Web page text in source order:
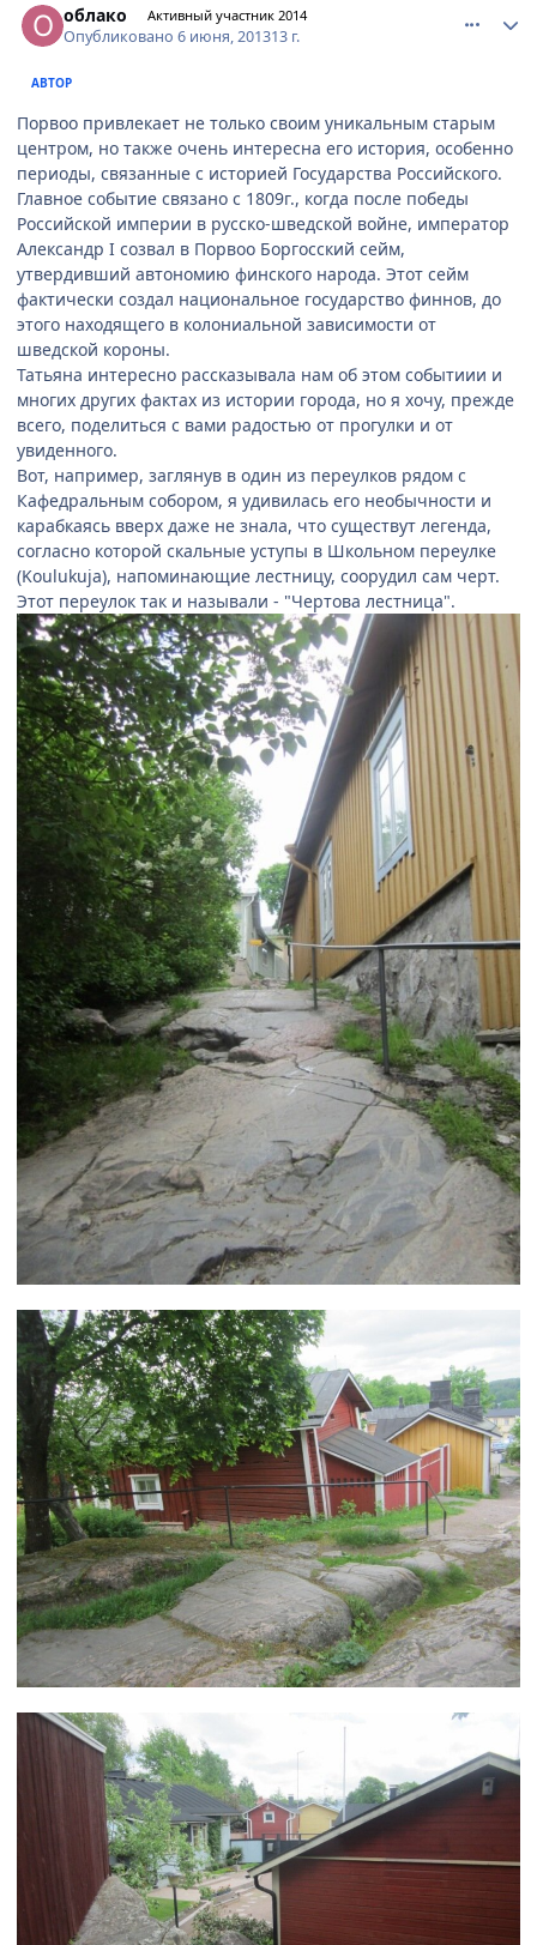
облако Активный участник 2014
Опубликовано6 июня, 201313 г.
АВТОР
Порвоо привлекает не только своим уникальным старым
центром, но также очень интересна его история, особенно
периоды, связанные с историей Государства Российского.
Главное событие связано с 1809г., когда после победы
Российской империи в русско-шведской войне, император
Александр I созвал в Порвоо Боргосский сейм,
утвердивший автономию финского народа. Этот сейм
фактически создал национальное государство финнов, до
этого находящего в колониальной зависимости от
шведской короны.
Татьяна интересно рассказывала нам об этом событиии и
многих других фактах из истории города, но я хочу, прежде
всего, поделиться с вами радостью от прогулки и от
увиденного.
Вот, например, заглянув в один из переулков рядом с
Кафедральным собором, я удивилась его необычности и
карабкаясь вверх даже не знала, что существут легенда,
согласно которой скальные уступы в Школьном переулке
(Koulukuja), напоминающие лестницу, соорудил сам черт.
Этот переулок так и называли - "Чертова лестница".